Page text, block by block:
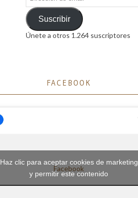
de
emailSuscribir
Únete a otros 1.264 suscriptores
FACEBOOK
Facebook
Haz clic para aceptar cookies de marketing
y permitir este contenido